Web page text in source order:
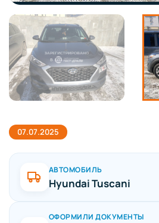
07.07.2025
АВТОМОБИЛЬ
Hyundai Tuscani
ОФОРМИЛИ ДОКУМЕНТЫ